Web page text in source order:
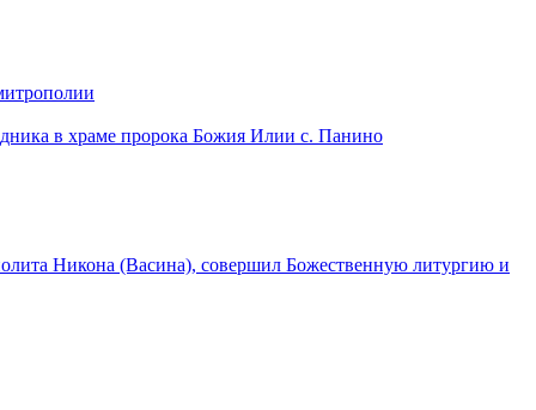
в храме пророка Божия Илии с. Панино
Никона (Васина), совершил Божественную литургию и